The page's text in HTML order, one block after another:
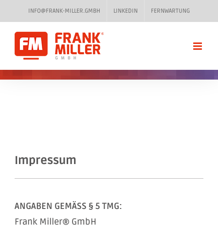
Inhalt
springen
INFO@FRANK-MILLER.GMBH LINKEDIN FERNWARTUNG
Impressum
ANGABEN GEMÄSS § 5 TMG:
Frank Miller® GmbH